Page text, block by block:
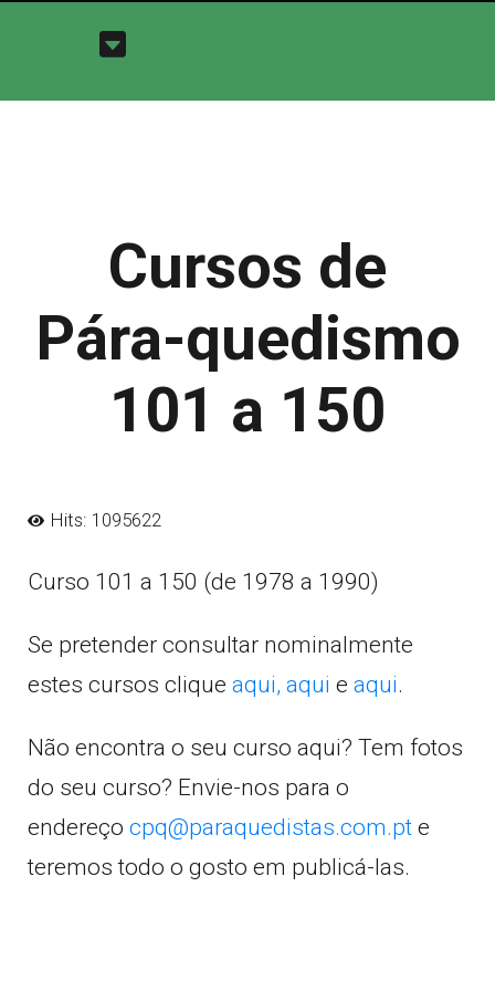
Cursos de
Pára-quedismo
101 a 150
Hits: 1095622
Curso 101 a 150 (de 1978 a 1990)
Se pretender consultar nominalmente
estes cursos clique aqui, aqui e aqui.
Não encontra o seu curso aqui? Tem fotos
do seu curso? Envie-nos para o
endereço cpq@paraquedistas.com.pt e
teremos todo o gosto em publicá-las.